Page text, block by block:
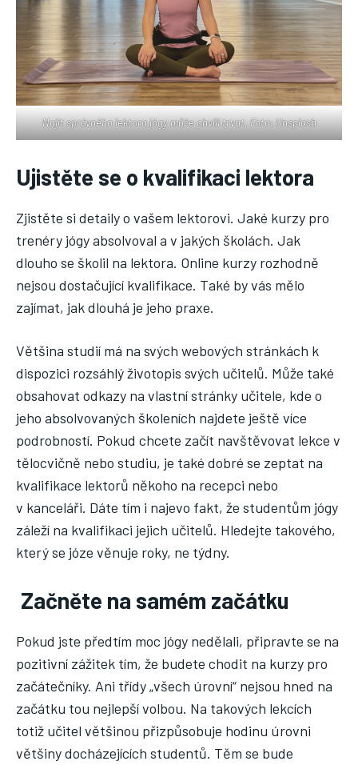
Najít správného lektora jógy může chvíli trvat. Foto: Unsplash
Ujistěte se o kvalifikaci lektora
Zjistěte si detaily o vašem lektorovi. Jaké kurzy pro
trenéry jógy absolvoval a v jakých školách. Jak
dlouho se školil na lektora. Online kurzy rozhodně
nejsou dostačující kvalifikace. Také by vás mělo
zajímat, jak dlouhá je jeho praxe.
Většina studií má na svých webových stránkách k
dispozici rozsáhlý životopis svých učitelů. Může také
obsahovat odkazy na vlastní stránky učitele, kde o
jeho absolvovaných školeních najdete ještě více
podrobností. Pokud chcete začít navštěvovat lekce v
tělocvičně nebo studiu, je také dobré se zeptat na
kvalifikace lektorů někoho na recepci nebo
v kanceláři. Dáte tím i najevo fakt, že studentům jógy
záleží na kvalifikaci jejich učitelů. Hledejte takového,
který se józe věnuje roky, ne týdny.
Začněte na samém začátku
Pokud jste předtím moc jógy nedělali, připravte se na
pozitivní zážitek tím, že budete chodit na kurzy pro
začátečníky. Ani třídy „všech úrovní“ nejsou hned na
začátku tou nejlepší volbou. Na takových lekcích
totiž učitel většinou přizpůsobuje hodinu úrovni
většiny docházejících studentů. Těm se bude